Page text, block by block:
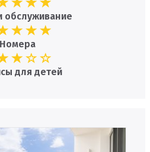
обслуживание
Номера
для детей